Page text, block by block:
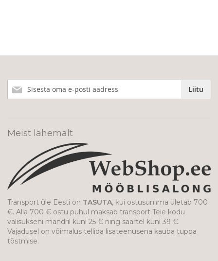
meie
Liitu
Meist lähemalt
Transport üle Eesti on TASUTA, kui ostusumma ületab 700
€. Alla 700 € ostu puhul maksab transport Teie kodu
välisukseni mandril kuni 25 € ning saartel kuni 39 €.
Vajadusel on võimalus tellida lisateenusena kauba tuppa
tõstmise.